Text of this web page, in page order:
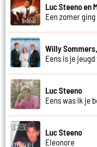
Luc Steeno en
Een zomer
Willy
Eens is je
Luc Steeno
Eens was ik je
Luc Steeno
Eleonore